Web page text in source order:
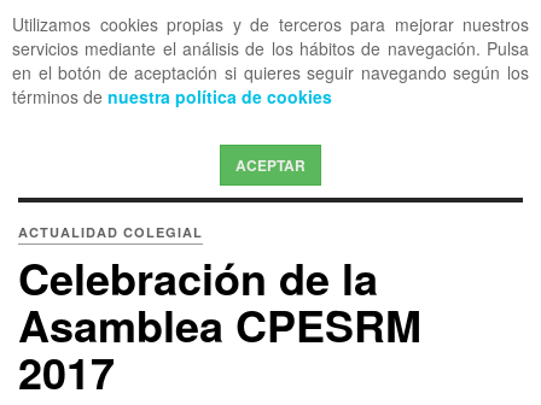
Utilizamos cookies propias y de terceros para mejorar nuestros
servicios mediante el análisis de los hábitos de navegación. Pulsa
en el botón de aceptación si quieres seguir navegando según los
términos de nuestra política de cookies
ACEPTAR
OFF CANVAS
ACTUALIDAD COLEGIAL
Celebración de la
Asamblea CPESRM
2017